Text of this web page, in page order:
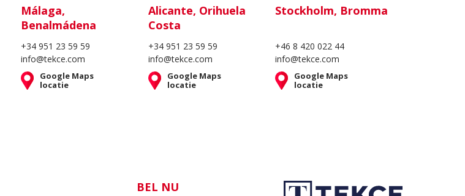
Málaga,
Benalmádena
+34 951 23 59 59
info@tekce.com
Google Maps
locatie
Alicante, Orihuela
Costa
+34 951 23 59 59
info@tekce.com
Google Maps
locatie
Stockholm, Bromma
+46 8 420 022 44
info@tekce.com
Google Maps
locatie
BEL NU